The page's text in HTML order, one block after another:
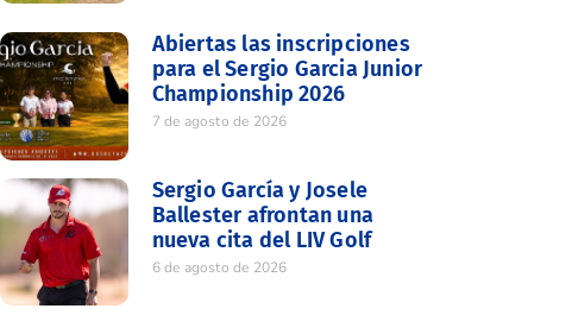
Abiertas las inscripciones
para el Sergio Garcia Junior
Championship 2026
7 de agosto de 2026
Sergio García y Josele
Ballester afrontan una
nueva cita del LIV Golf
6 de agosto de 2026